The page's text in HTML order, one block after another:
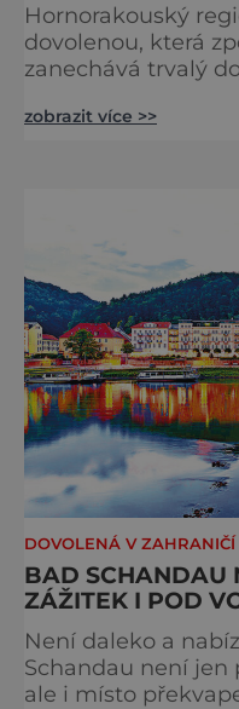
Hornorakouský
dovolenou, která
zanechává trvalý
propojují pohyb,
cyklistických
túrách s dalekými
zobrazit více >>
DOVOLENÁ V ZAHRANIČÍ
BAD SCHANDAU
ZÁŽITEK I POD
Není daleko a
Schandau není jen
ale i místo